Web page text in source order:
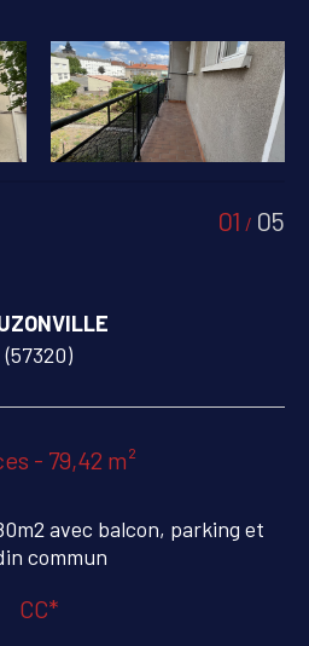
01 / 05
(57320)
- 79,42 m²
avec balcon, parking et
commun
CC*
PISCINE
PAR